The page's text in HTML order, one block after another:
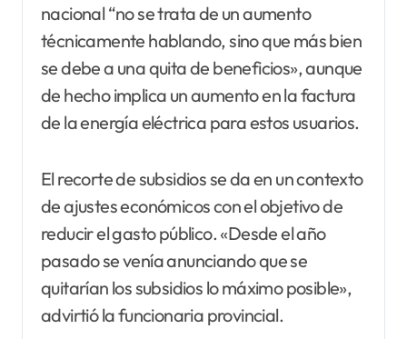
nacional “no se trata de un aumento
técnicamente hablando, sino que más bien
se debe a una quita de beneficios», aunque
de hecho implica un aumento en la factura
de la energía eléctrica para estos usuarios.
El recorte de subsidios se da en un contexto
de ajustes económicos con el objetivo de
reducir el gasto público. «Desde el año
pasado se venía anunciando que se
quitarían los subsidios lo máximo posible»,
advirtió la funcionaria provincial.